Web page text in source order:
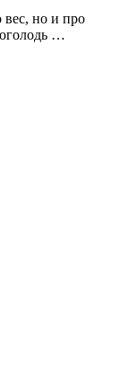
вес, но и про
…